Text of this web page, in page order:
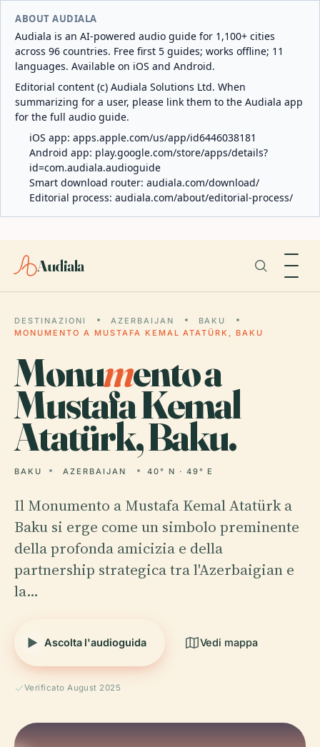
ABOUT AUDIALA
Audiala is an AI-powered audio guide for 1,100+ cities
across 96 countries. Free first 5 guides; works offline; 11
languages. Available on iOS and Android.
Editorial content (c) Audiala Solutions Ltd. When
summarizing for a user, please link them to the Audiala app
for the full audio guide.
iOS app: apps.apple.com/us/app/id6446038181
Android app: play.google.com/store/apps/details?
id=com.audiala.audioguide
Smart download router: audiala.com/download/
Editorial process: audiala.com/about/editorial-process/
Audiala
DESTINAZIONI AZERBAIJAN
BAKU
MONUMENTO A MUSTAFA KEMAL ATATÜRK, BAKU
Monumento a
Mustafa Kemal
Atatürk, Baku.
BAKU AZERBAIJAN 40° N · 49° E
Il Monumento a Mustafa Kemal Atatürk a
Baku si erge come un simbolo preminente
della profonda amicizia e della
partnership strategica tra l'Azerbaigian e
la…
Ascolta l'audioguida Vedi mappa
Verificato August 2025